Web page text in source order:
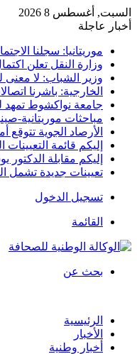
السبت, أغسطس 8 2026
أخبار عاجلة
موريتانيا: سجلنا
وزارة النقل تعلن
وزير الشباب: لا معنى
الخارجية: باشرنا
جامعة نواكشوط تمهد
مباحثات موريتانية-
الأرصاد الجوية
إليكم قائمة
إليكم مقابلة
تعيينات جديدة تشمل
تسجيل الدخول
القائمة
بحث عن
الرئيسية
الأخبار
أخبار وطنية